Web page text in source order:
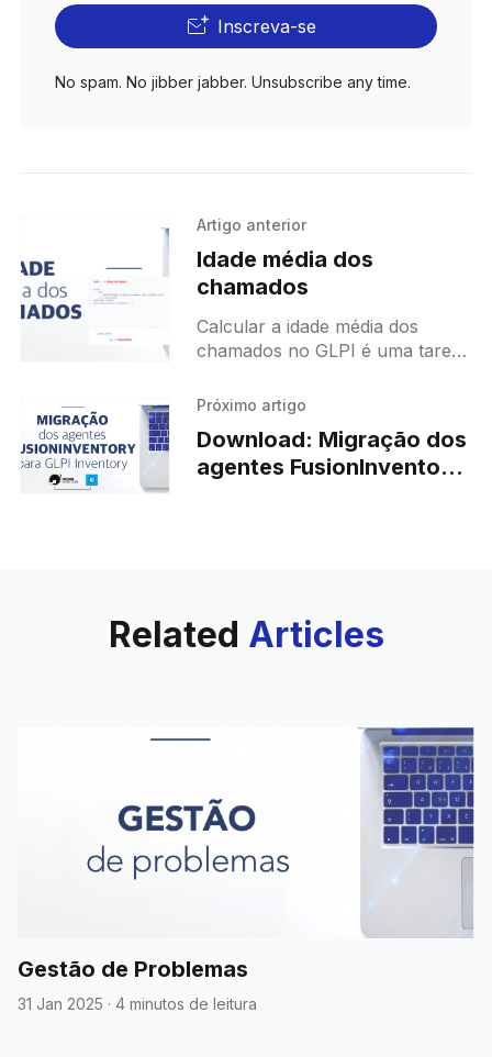
Inscreva-se
No spam. No jibber jabber. Unsubscribe any time.
Artigo anterior
Idade média dos
chamados
Calcular a idade média dos
chamados no GLPI é uma tarefa
tempo que leva na resolução
Próximo artigo
Download: Migração dos
agentes FusionInventory
Related Articles
Gestão de Problemas
31 Jan 2025 · 4 minutos de leitura